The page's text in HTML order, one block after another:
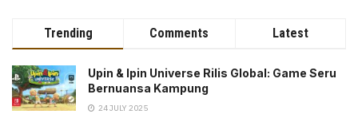
Trending Comments Latest
Upin & Ipin Universe Rilis Global: Game Seru
Bernuansa Kampung
24 JULY 2025